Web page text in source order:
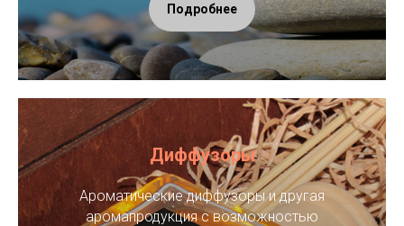
Подробнее
Диффузоры
Ароматические диффузоры и другая
аромапродукция с возможностью